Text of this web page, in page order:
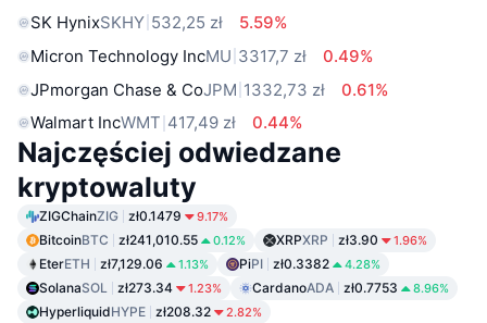
SK HynixSKHY 532,25 zł
5.59%
Micron Technology IncMU 3317,7 zł
0.49%
JPmorgan Chase & CoJPM 1332,73 zł
0.61%
Walmart IncWMT 417,49 zł 0.44%
Najczęściej odwiedzane
kryptowaluty
ZIGChainZIG zł0.1479 9.17%
BitcoinBTC zł241,010.55 0.12% XRPXRP zł3.90 1.96%
EterETH zł7,129.06 1.13% PiPI zł0.3382 4.28%
SolanaSOL zł273.34 1.23% CardanoADA zł0.7753 8.96%
HyperliquidHYPE zł208.32 2.82%